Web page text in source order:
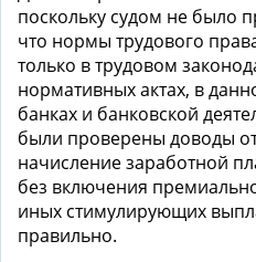
поскольку судом не было
что нормы трудового
только в трудовом
нормативных актах, в
банках и банковской
были проверены доводы
начисление заработной
без включения
иных стимулирующих
правильно.